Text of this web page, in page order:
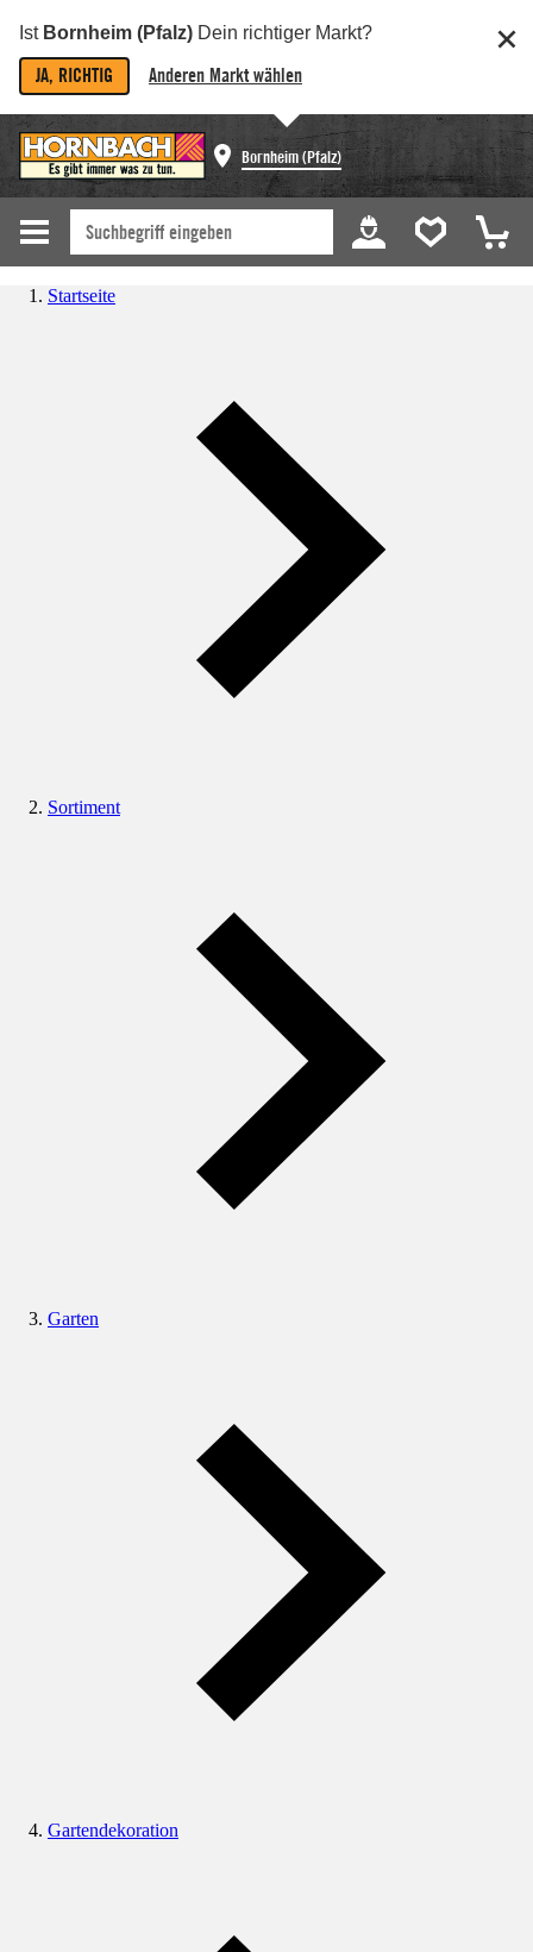
Ist Bornheim (Pfalz) Dein richtiger Markt?
JA, RICHTIG Anderen Markt wählen
Bornheim (Pfalz)
Startseite
Sortiment
Garten
Gartendekoration